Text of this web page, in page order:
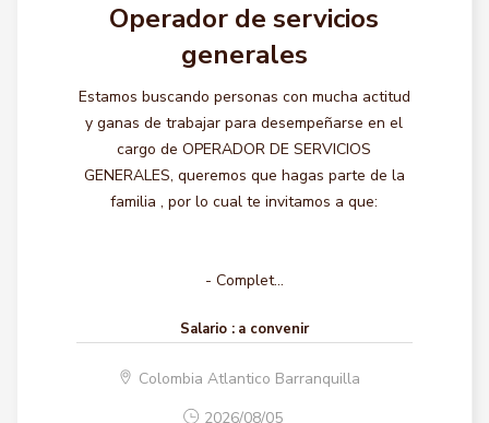
Operador de servicios
generales
Estamos buscando personas con mucha actitud
y ganas de trabajar para desempeñarse en el
cargo de OPERADOR DE SERVICIOS
GENERALES, queremos que hagas parte de la
familia , por lo cual te invitamos a que:
- Complet...
Salario : a convenir
Colombia Atlantico Barranquilla
2026/08/05